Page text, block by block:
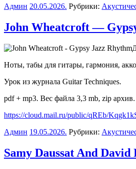
Админ 20.05.2026. Рубрики:
John Wheatcroft —
Ноты, табы для гитары, гармония,
Урок из журнала Guitar Techniques.
pdf + mp3. Вес файла 3,3 mb, zip
https://cloud.mail.ru/public/qREb/
Админ 19.05.2026. Рубрики:
Samy Daussat And